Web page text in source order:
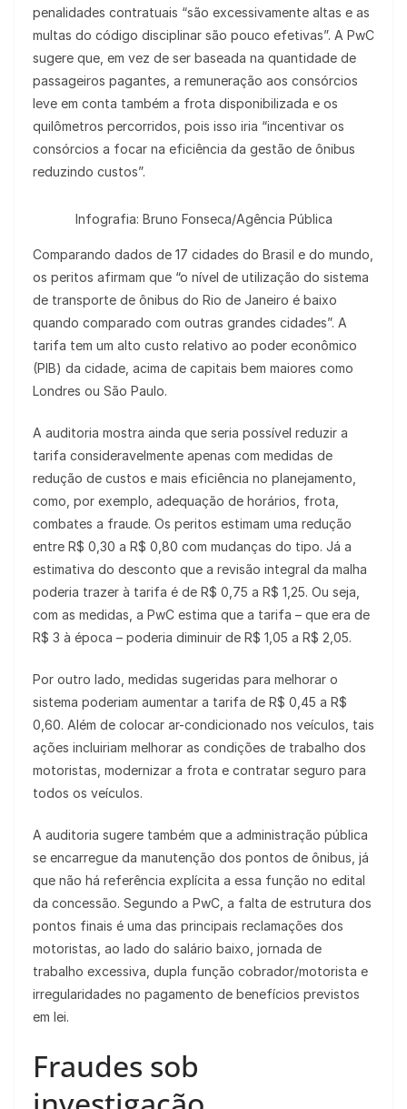
penalidades contratuais “são excessivamente altas e as
multas do código disciplinar são pouco efetivas”. A PwC
sugere que, em vez de ser baseada na quantidade de
passageiros pagantes, a remuneração aos consórcios
leve em conta também a frota disponibilizada e os
quilômetros percorridos, pois isso iria “incentivar os
consórcios a focar na eficiência da gestão de ônibus
reduzindo custos”.
Infografia: Bruno Fonseca/Agência Pública
Comparando dados de 17 cidades do Brasil e do mundo,
os peritos afirmam que “o nível de utilização do sistema
de transporte de ônibus do Rio de Janeiro é baixo
quando comparado com outras grandes cidades”. A
tarifa tem um alto custo relativo ao poder econômico
(PIB) da cidade, acima de capitais bem maiores como
Londres ou São Paulo.
A auditoria mostra ainda que seria possível reduzir a
tarifa consideravelmente apenas com medidas de
redução de custos e mais eficiência no planejamento,
como, por exemplo, adequação de horários, frota,
combates a fraude. Os peritos estimam uma redução
entre R$ 0,30 a R$ 0,80 com mudanças do tipo. Já a
estimativa do desconto que a revisão integral da malha
poderia trazer à tarifa é de R$ 0,75 a R$ 1,25. Ou seja,
com as medidas, a PwC estima que a tarifa – que era de
R$ 3 à época – poderia diminuir de R$ 1,05 a R$ 2,05.
Por outro lado, medidas sugeridas para melhorar o
sistema poderiam aumentar a tarifa de R$ 0,45 a R$
0,60. Além de colocar ar-condicionado nos veículos, tais
ações incluiriam melhorar as condições de trabalho dos
motoristas, modernizar a frota e contratar seguro para
todos os veículos.
A auditoria sugere também que a administração pública
se encarregue da manutenção dos pontos de ônibus, já
que não há referência explícita a essa função no edital
da concessão. Segundo a PwC, a falta de estrutura dos
pontos finais é uma das principais reclamações dos
motoristas, ao lado do salário baixo, jornada de
trabalho excessiva, dupla função cobrador/motorista e
irregularidades no pagamento de benefícios previstos
em lei.
Fraudes sob